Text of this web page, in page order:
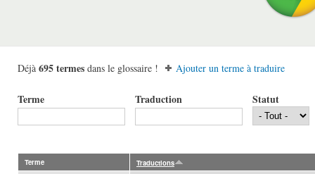
Déjà 695 termes dans le glossaire ! Ajouter un terme à traduire
Terme Traduction Statut
Terme Traductions